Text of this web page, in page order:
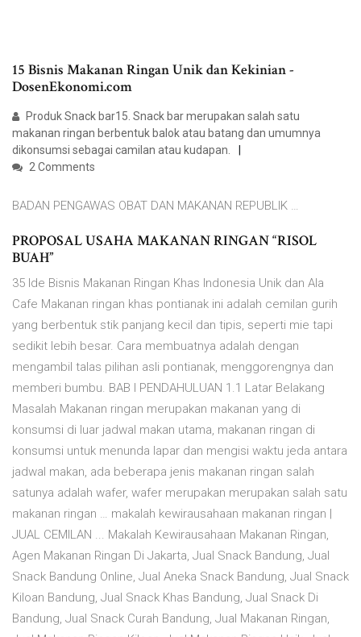
15 Bisnis Makanan Ringan Unik dan Kekinian -
DosenEkonomi.com
Produk Snack bar15. Snack bar merupakan salah satu
makanan ringan berbentuk balok atau batang dan umumnya
dikonsumsi sebagai camilan atau kudapan.
2 Comments
BADAN PENGAWAS OBAT DAN MAKANAN REPUBLIK …
PROPOSAL USAHA MAKANAN RINGAN “RISOL
BUAH”
35 Ide Bisnis Makanan Ringan Khas Indonesia Unik dan Ala
Cafe Makanan ringan khas pontianak ini adalah cemilan gurih
yang berbentuk stik panjang kecil dan tipis, seperti mie tapi
sedikit lebih besar. Cara membuatnya adalah dengan
mengambil talas pilihan asli pontianak, menggorengnya dan
memberi bumbu. BAB I PENDAHULUAN 1.1 Latar Belakang
Masalah Makanan ringan merupakan makanan yang di
konsumsi di luar jadwal makan utama, makanan ringan di
konsumsi untuk menunda lapar dan mengisi waktu jeda antara
jadwal makan, ada beberapa jenis makanan ringan salah
satunya adalah wafer, wafer merupakan merupakan salah satu
makanan ringan … makalah kewirausahaan makanan ringan |
JUAL CEMILAN ... Makalah Kewirausahaan Makanan Ringan,
Agen Makanan Ringan Di Jakarta, Jual Snack Bandung, Jual
Snack Bandung Online, Jual Aneka Snack Bandung, Jual Snack
Kiloan Bandung, Jual Snack Khas Bandung, Jual Snack Di
Bandung, Jual Snack Curah Bandung, Jual Makanan Ringan,